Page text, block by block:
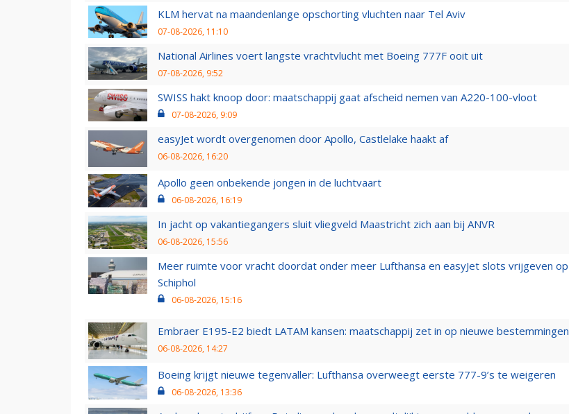
KLM hervat na maandenlange opschorting vluchten naar Tel Aviv
07-08-2026, 11:10
National Airlines voert langste vrachtvlucht met Boeing 777F ooit uit
07-08-2026, 9:52
SWISS hakt knoop door: maatschappij gaat afscheid nemen van A220-100-vloot
07-08-2026, 9:09
easyJet wordt overgenomen door Apollo, Castlelake haakt af
06-08-2026, 16:20
Apollo geen onbekende jongen in de luchtvaart
06-08-2026, 16:19
In jacht op vakantiegangers sluit vliegveld Maastricht zich aan bij ANVR
06-08-2026, 15:56
Meer ruimte voor vracht doordat onder meer Lufthansa en easyJet slots vrijgeven op
Schiphol
06-08-2026, 15:16
Embraer E195-E2 biedt LATAM kansen: maatschappij zet in op nieuwe bestemmingen
06-08-2026, 14:27
Boeing krijgt nieuwe tegenvaller: Lufthansa overweegt eerste 777-9’s te weigeren
06-08-2026, 13:36